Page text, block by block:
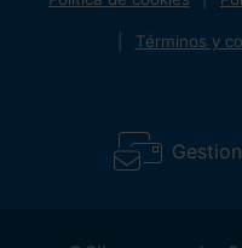
Términos y